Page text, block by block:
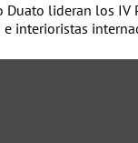
Duato lideran los
e interioristas